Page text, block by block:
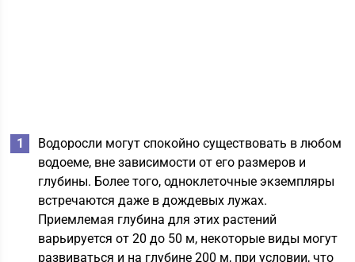
Водоросли могут спокойно существовать в любом
водоеме, вне зависимости от его размеров и
глубины. Более того, одноклеточные экземпляры
встречаются даже в дождевых лужах.
Приемлемая глубина для этих растений
варьируется от 20 до 50 м, некоторые виды могут
развиваться и на глубине 200 м, при условии, что